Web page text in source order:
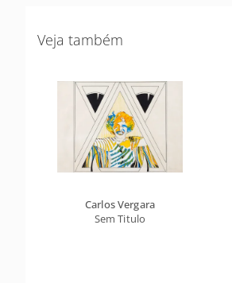
Veja também
Carlos Vergara
Sem Titulo